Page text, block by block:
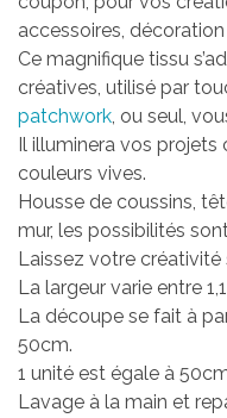
accessoires, décoration
Ce magnifique tissu
créatives, utilisé par
patchwork, ou seul,
Il illuminera vos projets
couleurs vives.
Housse de coussins,
mur, les possibilités
Laissez votre créativité
La largeur varie entre
La découpe se fait à
50cm.
1 unité est égale à
Lavage à la main et